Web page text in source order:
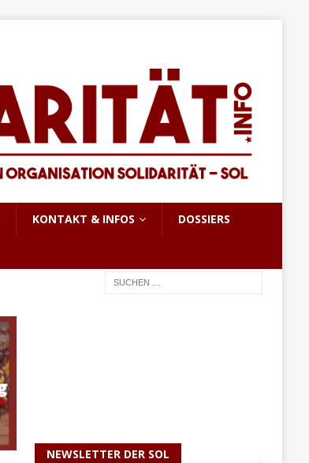
KONTAKT & INFOS DOSSIERS
NEWSLETTER DER SOL